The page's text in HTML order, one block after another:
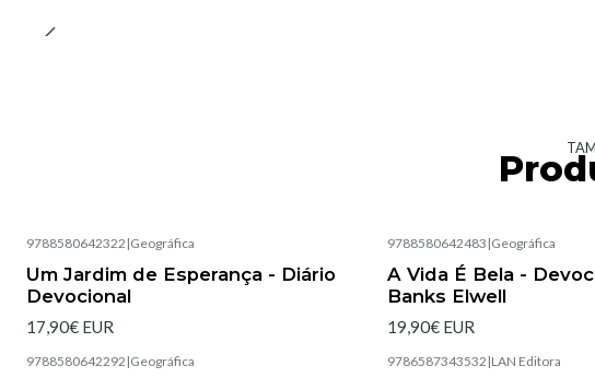
9788580642322 |Geográfica
Um Jardim de Esperança - Diário
Devocional
17,90€ EUR
9788580642483 |Geográfica
A Vida É Bela -
Banks Elwell
19,90€ EUR
9788580642292 |Geográfica 9786587343532 |LAN Editora